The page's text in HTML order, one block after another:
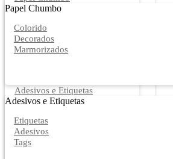
Papel Chumbo
Colorido
Decorados
Marmorizados
Adesivos e Etiquetas
Adesivos e Etiquetas
Etiquetas
Adesivos
Tags